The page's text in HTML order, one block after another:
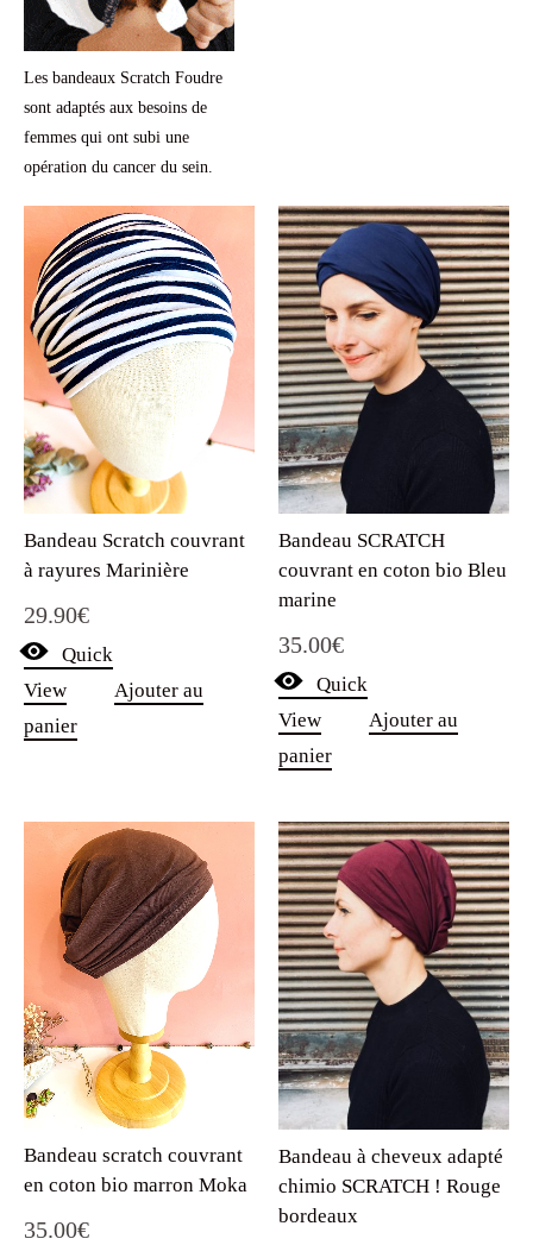
Les bandeaux Scratch Foudre
sont adaptés aux besoins de
femmes qui ont subi une
opération du cancer du sein.
Bandeau Scratch couvrant
à rayures Marinière
29.90€
Quick
View
Ajouter au
panier
Bandeau SCRATCH
couvrant en coton bio Bleu
marine
35.00€
Quick
View
Ajouter au
panier
Bandeau scratch couvrant
en coton bio marron Moka
35.00€
Bandeau à cheveux adapté
chimio SCRATCH ! Rouge
bordeaux